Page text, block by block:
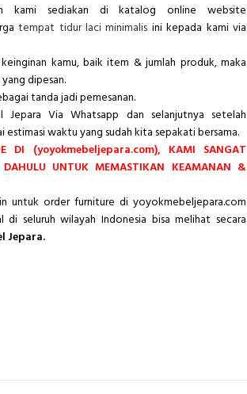
kami sediakan di katalog online website
tempat tidur laci minimalis ini kepada kami via
kamu, baik item & jumlah produk, maka
dipesan.
tanda jadi pemesanan.
Via Whatsapp dan selanjutnya setelah
estimasi waktu yang sudah kita sepakati bersama.
DI (yoyokmebeljepara.com), KAMI SANGAT
UNTUK MEMASTIKAN KEAMANAN &
untuk order furniture di yoyokmebeljepara.com
seluruh wilayah Indonesia bisa melihat secara
Jepara.